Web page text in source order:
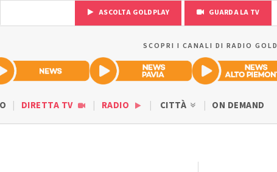
ASCOLTA GOLDPLAY GUARDA LA TV
SCOPRI I CANALI DI RADIO GOLD
DIRETTA TV RADIO CITTÀ ON DEMAND